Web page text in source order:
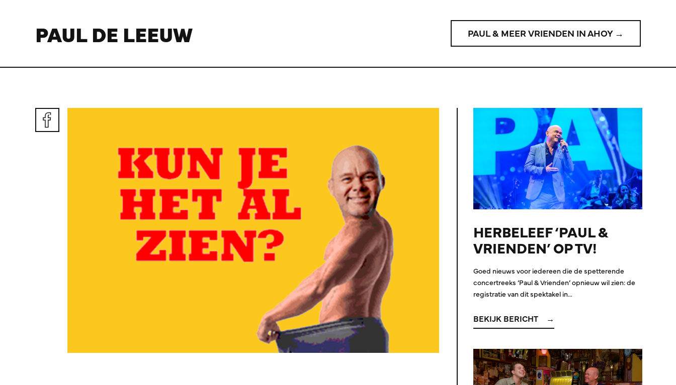
PAUL DE LEEUW PAUL & MEER VRIENDEN IN AHOY →
HERBELEEF ‘PAUL &
VRIENDEN’ OP TV!
Goed nieuws voor iedereen die de spetterende
concertreeks ‘Paul & Vrienden’ opnieuw wil zien: de
registratie van dit spektakel in…
BEKIJK BERICHT